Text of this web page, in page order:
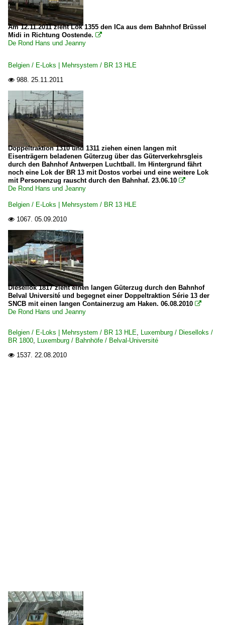
Typ I11 Steuerwagen
Luxemburg
Bahnhöfe
Belval-Université
Dieselloks
BR 1800
Am 12.11.2011 zieht Lok 1355 den ICa aus dem Bahnhof Brüssel
Midi in Richtung Oostende. 
De Rond Hans und Jeanny
Belgien / E-Loks | Mehrsystem / BR 13 HLE
 988. 25.11.2011
Doppeltraktion 1310 und 1311 ziehen einen langen mit
Eisenträgern beladenen Güterzug über das Güterverkehrsgleis
durch den Bahnhof Antwerpen Luchtball. Im Hintergrund fährt
noch eine Lok der BR 13 mit Dostos vorbei und eine weitere Lok
mit Personenzug rauscht durch den Bahnhaf. 23.06.10 
De Rond Hans und Jeanny
Belgien / E-Loks | Mehrsystem / BR 13 HLE
 1067. 05.09.2010
Diesellok 1817 zieht einen langen Güterzug durch den Bahnhof
Belval Université und begegnet einer Doppeltraktion Série 13 der
SNCB mit einen langen Containerzug am Haken. 06.08.2010 
De Rond Hans und Jeanny
Belgien / E-Loks | Mehrsystem / BR 13 HLE, Luxemburg / Dieselloks /
BR 1800, Luxemburg / Bahnhöfe / Belval-Université
 1537. 22.08.2010